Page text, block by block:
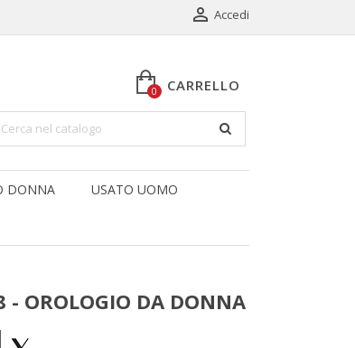
 Accedi
CARRELLO
0
DONNA USATO UOMO
- OROLOGIO DA DONNA